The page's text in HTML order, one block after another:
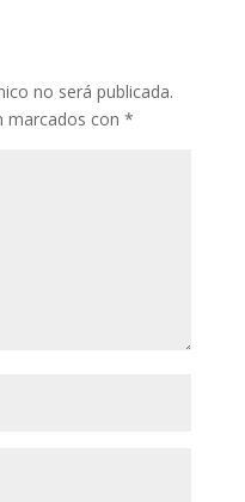
no será publicada.
marcados con *